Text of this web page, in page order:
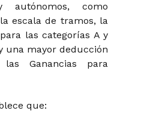
autónomos, como
escala de tramos, la
las categorías A y
una mayor deducción
Ganancias para
que: